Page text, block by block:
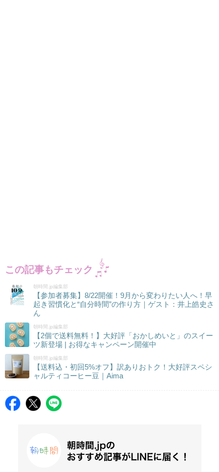
この記事もチェック
朝時間.jp編集部
【参加者募集】8/22開催！9月から変わりたい人へ！早
起き習慣化と“自分時間”の作り方｜ゲスト：井上皓史さ
ん
朝時間.jp編集部
【2個で送料無料！】大好評「おかしめいと」のスイー
ツ新登場 | お得なキャンペーン開催中
朝時間.jp編集部
【送料込・初回5%オフ】訳ありおトク！大好評スペシ
ャルティコーヒー豆｜Aima